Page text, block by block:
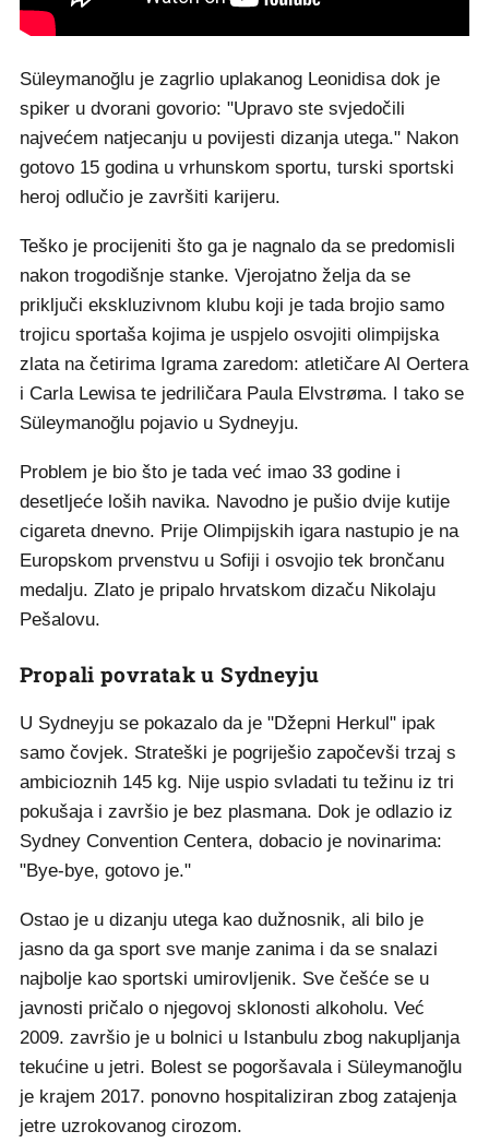
Süleymanoğlu je zagrlio uplakanog Leonidisa dok je
spiker u dvorani govorio: "Upravo ste svjedočili
najvećem natjecanju u povijesti dizanja utega." Nakon
gotovo 15 godina u vrhunskom sportu, turski sportski
heroj odlučio je završiti karijeru.
Teško je procijeniti što ga je nagnalo da se predomisli
nakon trogodišnje stanke. Vjerojatno želja da se
priključi ekskluzivnom klubu koji je tada brojio samo
trojicu sportaša kojima je uspjelo osvojiti olimpijska
zlata na četirima Igrama zaredom: atletičare Al Oertera
i Carla Lewisa te jedriličara Paula Elvstrøma. I tako se
Süleymanoğlu pojavio u Sydneyju.
Problem je bio što je tada već imao 33 godine i
desetljeće loših navika. Navodno je pušio dvije kutije
cigareta dnevno. Prije Olimpijskih igara nastupio je na
Europskom prvenstvu u Sofiji i osvojio tek brončanu
medalju. Zlato je pripalo hrvatskom dizaču Nikolaju
Pešalovu.
Propali povratak u Sydneyju
U Sydneyju se pokazalo da je "Džepni Herkul" ipak
samo čovjek. Strateški je pogriješio započevši trzaj s
ambicioznih 145 kg. Nije uspio svladati tu težinu iz tri
pokušaja i završio je bez plasmana. Dok je odlazio iz
Sydney Convention Centera, dobacio je novinarima:
"Bye-bye, gotovo je."
Ostao je u dizanju utega kao dužnosnik, ali bilo je
jasno da ga sport sve manje zanima i da se snalazi
najbolje kao sportski umirovljenik. Sve češće se u
javnosti pričalo o njegovoj sklonosti alkoholu. Već
2009. završio je u bolnici u Istanbulu zbog nakupljanja
tekućine u jetri. Bolest se pogoršavala i Süleymanoğlu
je krajem 2017. ponovno hospitaliziran zbog zatajenja
jetre uzrokovanog cirozom.